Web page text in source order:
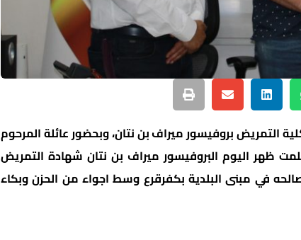
التمريض بروفيسور ميراف بن نتان، وبحضور عائلة المرحوم
ظهر اليوم البروفيسور ميراف بن نتان شهادة التمريض
في مبنى البلدية بكفرقرع وسط اجواء من الحزن وبكاء